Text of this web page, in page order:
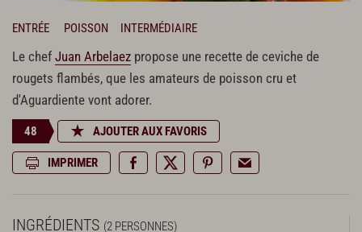
ENTRÉE POISSON INTERMÉDIAIRE
Le chef Juan Arbelaez propose une recette de ceviche de
rougets flambés, que les amateurs de poisson cru et
d'Aguardiente vont adorer.
48 AJOUTER AUX FAVORIS
IMPRIMER
INGRÉDIENTS (2 PERSONNES)